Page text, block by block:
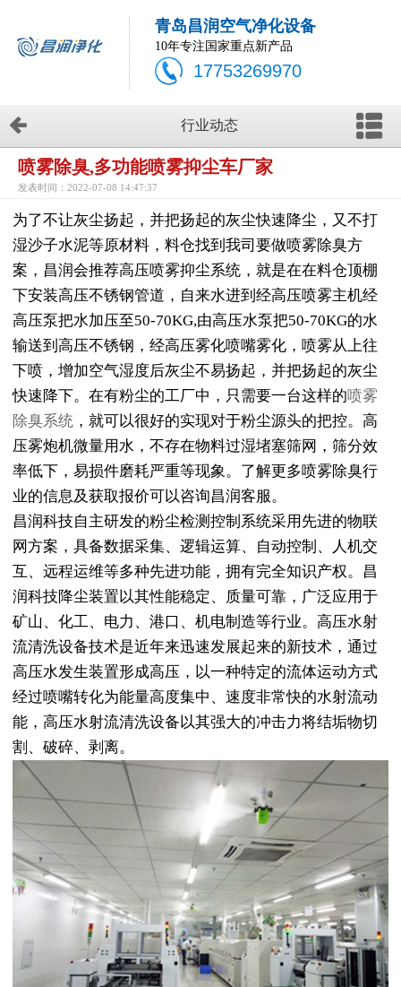
青岛昌润空气净化设备
10年专注国家重点新产品
17753269970
行业动态
喷雾除臭,多功能喷雾抑尘车厂家
发表时间：2022-07-08 14:47:37
为了不让灰尘扬起，并把扬起的灰尘快速降尘，又不打
湿沙子水泥等原材料，料仓找到我司要做喷雾除臭方
案，昌润会推荐高压喷雾抑尘系统，就是在在料仓顶棚
下安装高压不锈钢管道，自来水进到经高压喷雾主机经
高压泵把水加压至50-70KG,由高压水泵把50-70KG的水
输送到高压不锈钢，经高压雾化喷嘴雾化，喷雾从上往
下喷，增加空气湿度后灰尘不易扬起，并把扬起的灰尘
快速降下。在有粉尘的工厂中，只需要一台这样的喷雾
除臭系统 ，就可以很好的实现对于粉尘源头的把控。高
压雾炮机微量用水，不存在物料过湿堵塞筛网，筛分效
率低下，易损件磨耗严重等现象。了解更多喷雾除臭行
业的信息及获取报价可以咨询昌润客服。
昌润科技自主研发的粉尘检测控制系统采用先进的物联
网方案，具备数据采集、逻辑运算、自动控制、人机交
互、远程运维等多种先进功能，拥有完全知识产权。昌
润科技降尘装置以其性能稳定、质量可靠，广泛应用于
矿山、化工、电力、港口、机电制造等行业。高压水射
流清洗设备技术是近年来迅速发展起来的新技术，通过
高压水发生装置形成高压，以一种特定的流体运动方式
经过喷嘴转化为能量高度集中、速度非常快的水射流动
能，高压水射流清洗设备以其强大的冲击力将结垢物切
割、破碎、剥离。